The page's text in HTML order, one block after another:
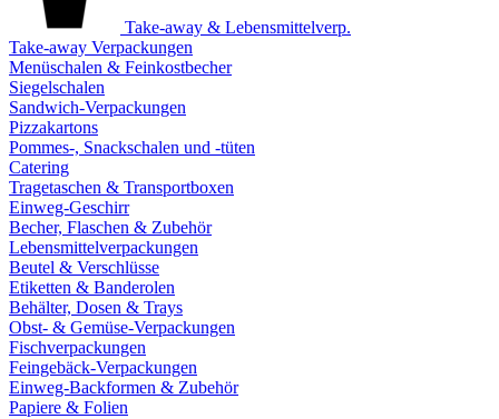
Take-away & Lebensmittelverp.
Take-away Verpackungen
Menüschalen & Feinkostbecher
Siegelschalen
Sandwich-Verpackungen
Pizzakartons
Pommes-, Snackschalen und -tüten
Catering
Tragetaschen & Transportboxen
Einweg-Geschirr
Becher, Flaschen & Zubehör
Lebensmittelverpackungen
Beutel & Verschlüsse
Etiketten & Banderolen
Behälter, Dosen & Trays
Obst- & Gemüse-Verpackungen
Fischverpackungen
Feingebäck-Verpackungen
Einweg-Backformen & Zubehör
Papiere & Folien